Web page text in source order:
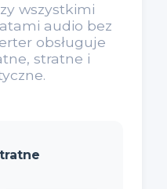
wszystkimi
audio bez
obsługuje
stratne i